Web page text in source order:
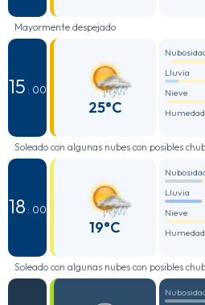
Mayormente despejado
15 : 00
25°C
Lluvia
Nieve
Humedad
Soleado con algunas nubes con posibles
18 : 00
19°C
Lluvia
Nieve
Humedad
Soleado con algunas nubes con posibles